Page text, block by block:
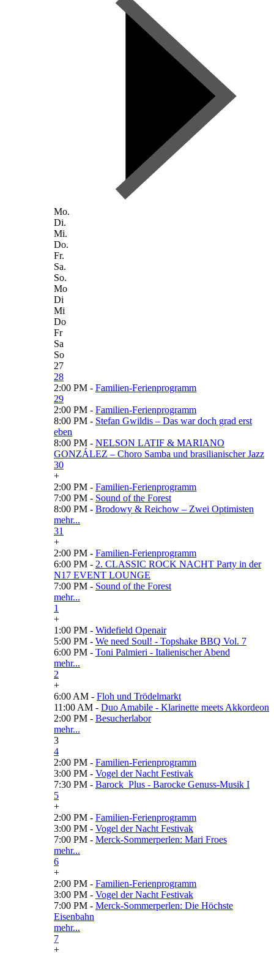
Mo.
Di.
Mi.
Do.
Fr.
Sa.
So.
Mo
Di
Mi
Do
Fr
Sa
So
27
28
2:00 PM - Familien-Ferienprogramm
29
2:00 PM - Familien-Ferienprogramm
8:00 PM - Stefan Gwildis – Das war doch grad erst
eben
8:00 PM - NELSON LATIF & MARIANO
GONZÁLEZ – Choro Samba und brasilianischer Jazz
30
+
2:00 PM - Familien-Ferienprogramm
7:00 PM - Sound of the Forest
8:00 PM - Brodowy & Reichow – Zwei Optimisten
mehr...
31
+
2:00 PM - Familien-Ferienprogramm
6:00 PM - 2. CLASSIC ROCK NACHT Party in der
N17 EVENT LOUNGE
7:00 PM - Sound of the Forest
mehr...
1
+
1:00 PM - Widefield Openair
5:00 PM - We need Soul! - Topshake BBQ Vol. 7
6:00 PM - Toni Palmieri - Italienischer Abend
mehr...
2
+
6:00 AM - Floh und Trödelmarkt
11:00 AM - Duo Amabile - Klarinette meets Akkordeon
2:00 PM - Besucherlabor
mehr...
3
4
2:00 PM - Familien-Ferienprogramm
3:00 PM - Vogel der Nacht Festivak
7:30 PM - Barock_Plus - Barocke Genuss-Musik I
5
+
2:00 PM - Familien-Ferienprogramm
3:00 PM - Vogel der Nacht Festivak
7:00 PM - Merck-Sommerperlen: Mari Froes
mehr...
6
+
2:00 PM - Familien-Ferienprogramm
3:00 PM - Vogel der Nacht Festivak
7:00 PM - Merck-Sommerperlen: Die Höchste
Eisenbahn
mehr...
7
+